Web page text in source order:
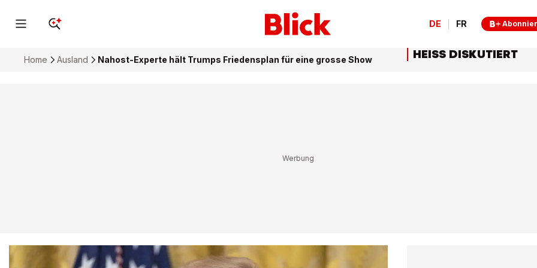
DE FR
Home Ausland Nahost-Experte hält Trumps Friedensplan für eine grosse Show HEISS DISKUTIERT